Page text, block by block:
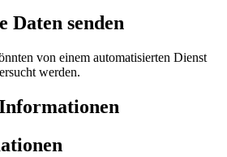
Daten senden
von einem automatisierten Dienst
werden.